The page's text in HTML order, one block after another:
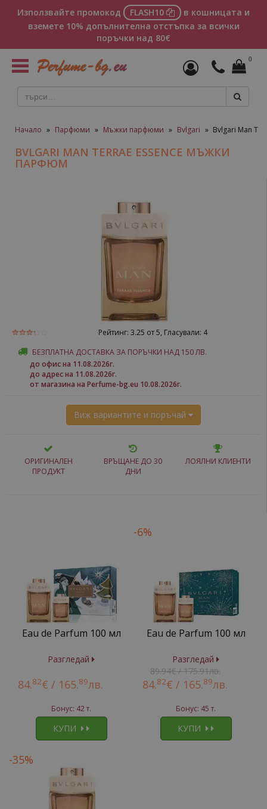
Използвайте промокод FLASH10
в кошницата и
вземете 10% допълнителна отстъпка за всички
поръчки над 80€
Toggle
navigation
0
Начало » Парфюми » Мъжки парфюми » Bvlgari » Bvlgari Man
BVLGARI MAN TERRAE ESSENCE МЪЖКИ
ПАРФЮМ
Рейтинг: 3.25 от 5, Гласували: 4
БЕЗПЛАТНА ДОСТАВКА ЗА ПОРЪЧКИ НАД 150 ЛВ.
до офис на 11.08.2026г.
до адрес на 11.08.2026г.
от магазина на Perfume-bg.eu 10.08.2026г.
Виж вариантите и поръчай
ОРИГИНАЛЕН
ПРОДУКТ
ВРЪЩАНЕ ДО 30
ДНИ
ЛОЯЛНИ КЛИЕНТИ
Eau de Parfum 100 мл
Разгледай
84.82€ / 165.89лв.
Бонус: 42 т.
КУПИ
-6%
Eau de Parfum 100 мл
Разгледай
89.94€ / 175.91лв.
84.82€ / 165.89лв.
Бонус: 45 т.
КУПИ
-35%